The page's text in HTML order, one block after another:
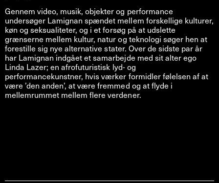
Gennem video, musik, objekter og performance
undersøger Lamignan spændet mellem forskellige kulturer,
køn og seksualiteter, og i et forsøg på at udslette
grænserne mellem kultur, natur og teknologi søger hen at
forestille sig nye alternative stater. Over de sidste par år
har Lamignan indgået et samarbejde med sit alter ego
Linda Lazer; en afrofuturistisk lyd- og
performancekunstner, hvis værker formidler følelsen af at
være ’den anden’, at være fremmed og at flyde i
mellemrummet mellem flere verdener.